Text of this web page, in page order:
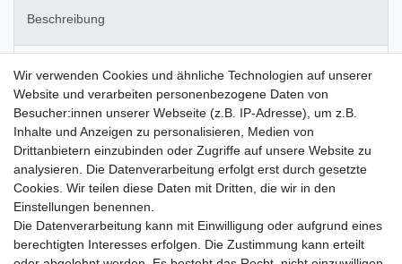
Beschreibung
Weitere Details
KNIGHTSBRIDGE London
Bequeme Party Stiefel
mit Stahlkappen-Optik
hochwertige Qualität
Ziernaht an der oberen Sohle
Wir verwenden Cookies und ähnliche Technologien auf unserer
Website und verarbeiten personenbezogene Daten von
Besucher:innen unserer Webseite (z.B. IP-Adresse), um z.B.
Inhalte und Anzeigen zu personalisieren, Medien von
Drittanbietern einzubinden oder Zugriffe auf unsere Website zu
analysieren. Die Datenverarbeitung erfolgt erst durch gesetzte
Cookies. Wir teilen diese Daten mit Dritten, die wir in den
Einstellungen benennen.
Die Datenverarbeitung kann mit Einwilligung oder aufgrund eines
berechtigten Interesses erfolgen. Die Zustimmung kann erteilt